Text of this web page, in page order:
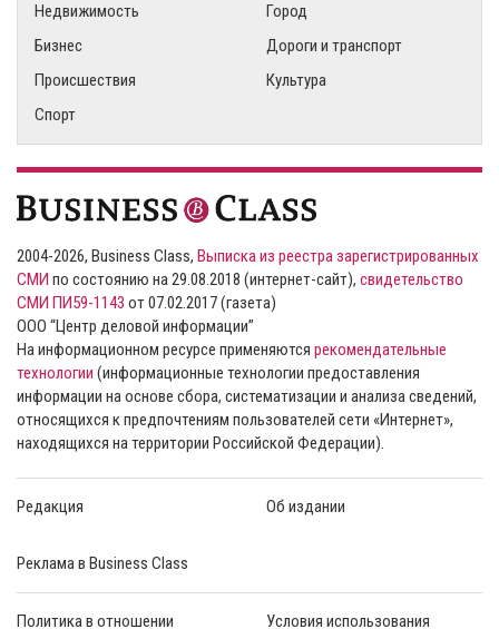
Недвижимость
Город
Бизнес
Дороги и транспорт
Происшествия
Культура
Спорт
2004-2026, Business Class, Выписка из реестра зарегистрированных
СМИ по состоянию на 29.08.2018 (интернет-сайт), свидетельство
СМИ ПИ59-1143 от 07.02.2017 (газета)
ООО “Центр деловой информации”
На информационном ресурсе применяются рекомендательные
технологии (информационные технологии предоставления
информации на основе сбора, систематизации и анализа сведений,
относящихся к предпочтениям пользователей сети «Интернет»,
находящихся на территории Российской Федерации).
Редакция Об издании
Реклама в Business Class
Политика в отношении Условия использования